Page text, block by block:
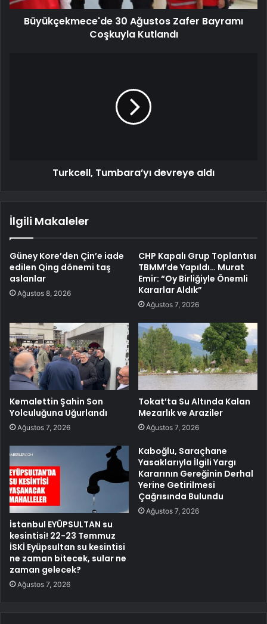
Büyükçekmece'de 30 Ağustos Zafer Bayramı
Coşkuyla Kutlandı
Turkcell, Tumbara’yı devreye aldı
İlgili Makaleler
Güney Kore’den Çin’e iade
edilen Qing dönemi taş
aslanlar
Ağustos 8, 2026
CHP Kapalı Grup Toplantısı
TBMM’de Yapıldı… Murat
Emir: “Oy Birliğiyle Önemli
Kararlar Aldık”
Ağustos 7, 2026
Kemalettin Şahin Son
Yolculuğuna Uğurlandı
Ağustos 7, 2026
Tokat’ta Su Altında Kalan
Mezarlık ve Araziler
Ağustos 7, 2026
İstanbul EYÜPSULTAN su
kesintisi! 22-23 Temmuz
İSKİ Eyüpsultan su kesintisi
ne zaman bitecek, sular ne
zaman gelecek?
Ağustos 7, 2026
Kaboğlu, Saraçhane
Yasaklarıyla İlgili Yargı
Kararının Gereğinin Derhal
Yerine Getirilmesi
Çağrısında Bulundu
Ağustos 7, 2026